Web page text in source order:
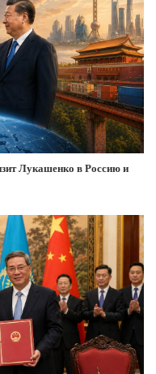
Лукашенко в Россию и